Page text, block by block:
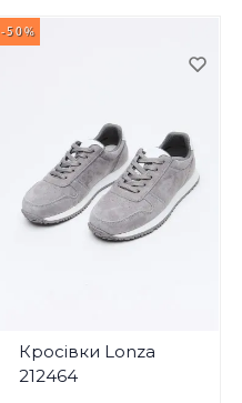
-50%
Кросівки Lonza
212464